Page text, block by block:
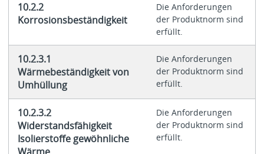
10.2.2
Korrosionsbeständigkeit
Die Anforderungen
der Produktnorm sind
erfüllt.
10.2.3.1
Wärmebeständigkeit von
Umhüllung
Die Anforderungen
der Produktnorm sind
erfüllt.
10.2.3.2
Widerstandsfähigkeit
Isolierstoffe gewöhnliche
Die Anforderungen
der Produktnorm sind
erfüllt.